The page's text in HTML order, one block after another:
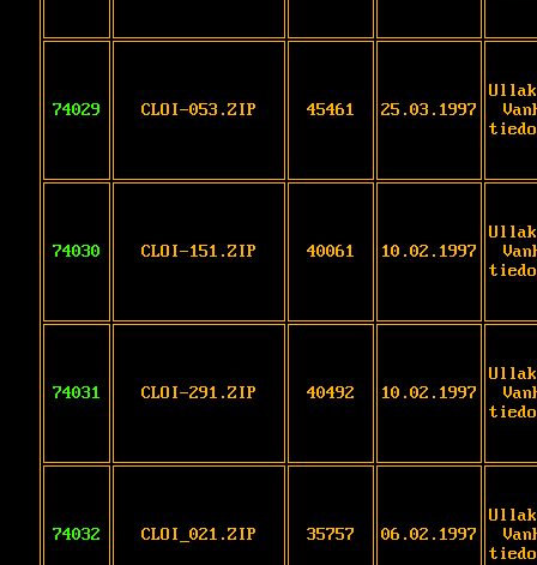
74029 CLOI-053.ZIP 45461 25.03.1997
74030 CLOI-151.ZIP 40061 10.02.1997
74031 CLOI-291.ZIP 40492 10.02.1997
74032 CLOI_021.ZIP 35757 06.02.1997